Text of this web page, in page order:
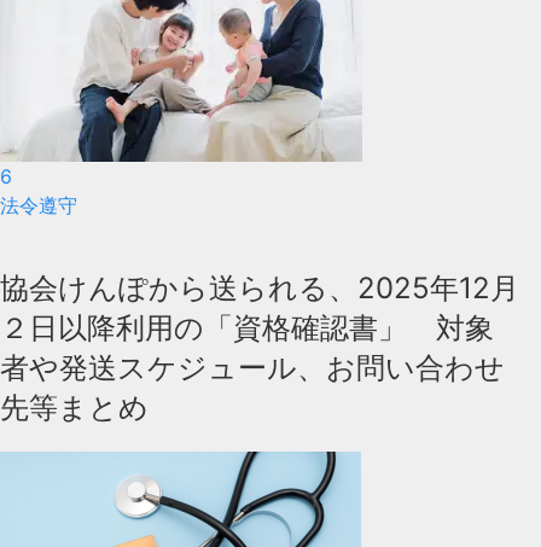
6
法令遵守
協会けんぽから送られる、2025年12月
２日以降利用の「資格確認書」 対象
者や発送スケジュール、お問い合わせ
先等まとめ